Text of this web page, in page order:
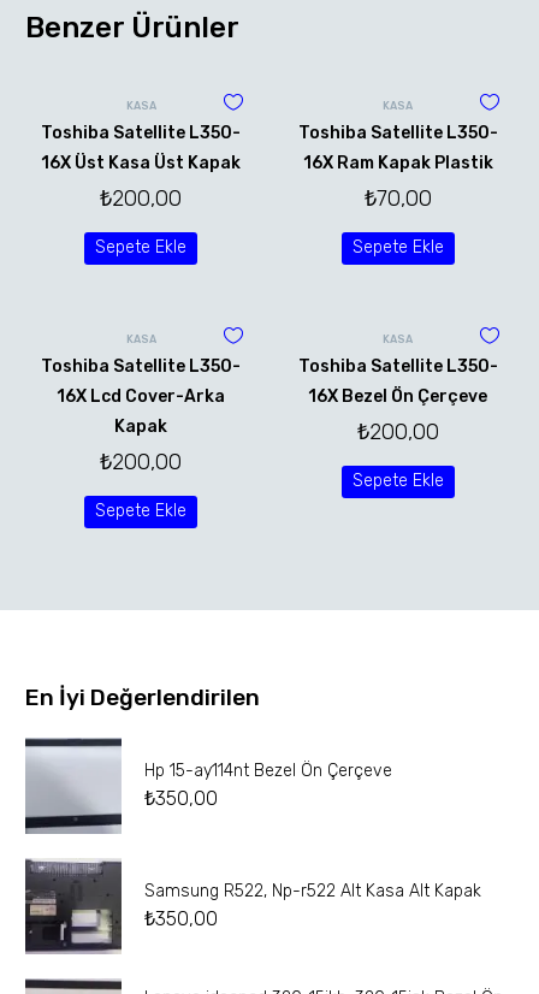
Benzer Ürünler
KASA
Toshiba Satellite L350-
16X Üst Kasa Üst Kapak
₺200,00
Sepete Ekle
KASA
Toshiba Satellite L350-
16X Ram Kapak Plastik
₺70,00
Sepete Ekle
KASA
Toshiba Satellite L350-
16X Lcd Cover-Arka
Kapak
₺200,00
Sepete Ekle
KASA
Toshiba Satellite L350-
16X Bezel Ön Çerçeve
₺200,00
Sepete Ekle
En İyi Değerlendirilen
Hp 15-ay114nt Bezel Ön Çerçeve
₺350,00
Samsung R522, Np-r522 Alt Kasa Alt Kapak
₺350,00